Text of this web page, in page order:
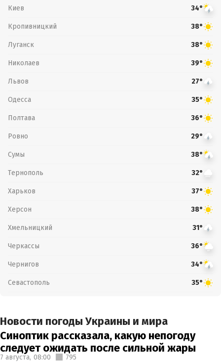
Киев 34°
Кропивницкий 38°
Луганск 38°
Николаев 39°
Львов 27°
Одесса 35°
Полтава 36°
Ровно 29°
Сумы 38°
Тернополь 32°
Харьков 37°
Херсон 38°
Хмельницкий 31°
Черкассы 36°
Чернигов 34°
Севастополь 35°
Новости погоды Украины и мира
Синоптик рассказала, какую непогоду
следует ожидать после сильной жары
7 августа, 08:00 795